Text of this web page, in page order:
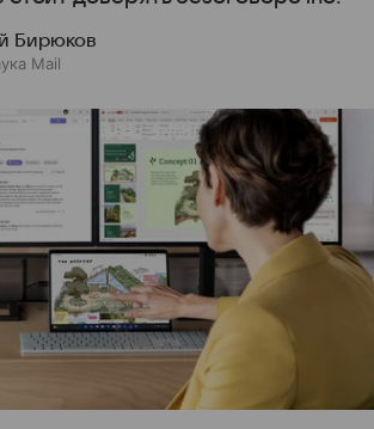
Бирюков
Mail